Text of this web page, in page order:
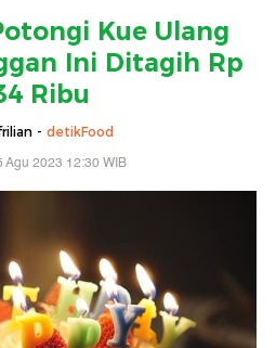
Kue Ulang
Ini Ditagih Rp
Ribu
- detikFood
Agu 2023 12:30 WIB